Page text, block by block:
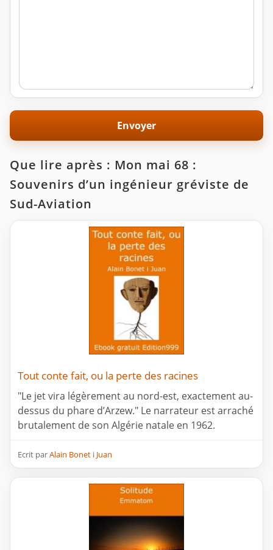
Que lire après : Mon mai 68 :
Souvenirs d’un ingénieur gréviste de
Sud-Aviation
Tout conte fait, ou la perte des racines
"Le jet vira légèrement au nord-est, exactement au-
dessus du phare d’Arzew." Le narrateur est arraché
brutalement de son Algérie natale en 1962.
Ecrit parAlain Bonet i Juan